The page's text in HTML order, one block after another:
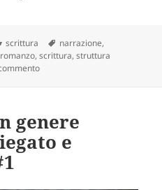
Categorie
scrittura Tag
narrazione,
romanzo,scrittura,struttura
su Il Romanzo, sequenze e
genere
e